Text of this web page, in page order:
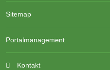
Sitemap
Portalmanagement
Kontakt